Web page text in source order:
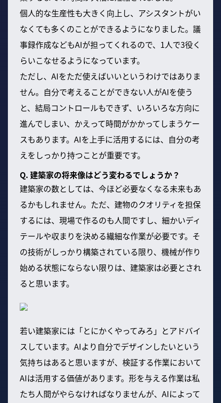
個人的な生産性も大きく向上し、アシスタントがい
なくても多くのことができるようになりました。議
事録作成などもAIが担ってくれるので、1人で3役く
らいこなせるようになっています。
ただし、AIをただ使えばいいというわけではありま
せん。自分で考えることができない人がAIを使う
と、結局コントロールもできず、いろいろな方向に
進んでしまい、かえって時間がかかってしまうケー
スもあります。AIを上手に活用するには、自分の考
えをしっかり持つことが重要です。
Q. 建築家の将来像はどう変わるでしょうか？
建築家の数としては、今ほど必要なくなる未来もあ
るかもしれません。ただ、建物のクオリティを担保
するには、現場で作るのも人間ですし、細かいディ
テールや収まりを決める繊細な作業が必要です。そ
の技術がしっかり構築されている限り、機械が作り
始める状態にならない限りは、建築家は必要とされ
ると思います。
若い建築家には「とにかくやってみろ」とアドバイ
スしています。AIより自分でデザインしたいという
気持ちはあると思いますが、検証する作業において
AIは活用する価値があります。形を与える作業は私
たち人間がやらなければなりませんが、AIによって